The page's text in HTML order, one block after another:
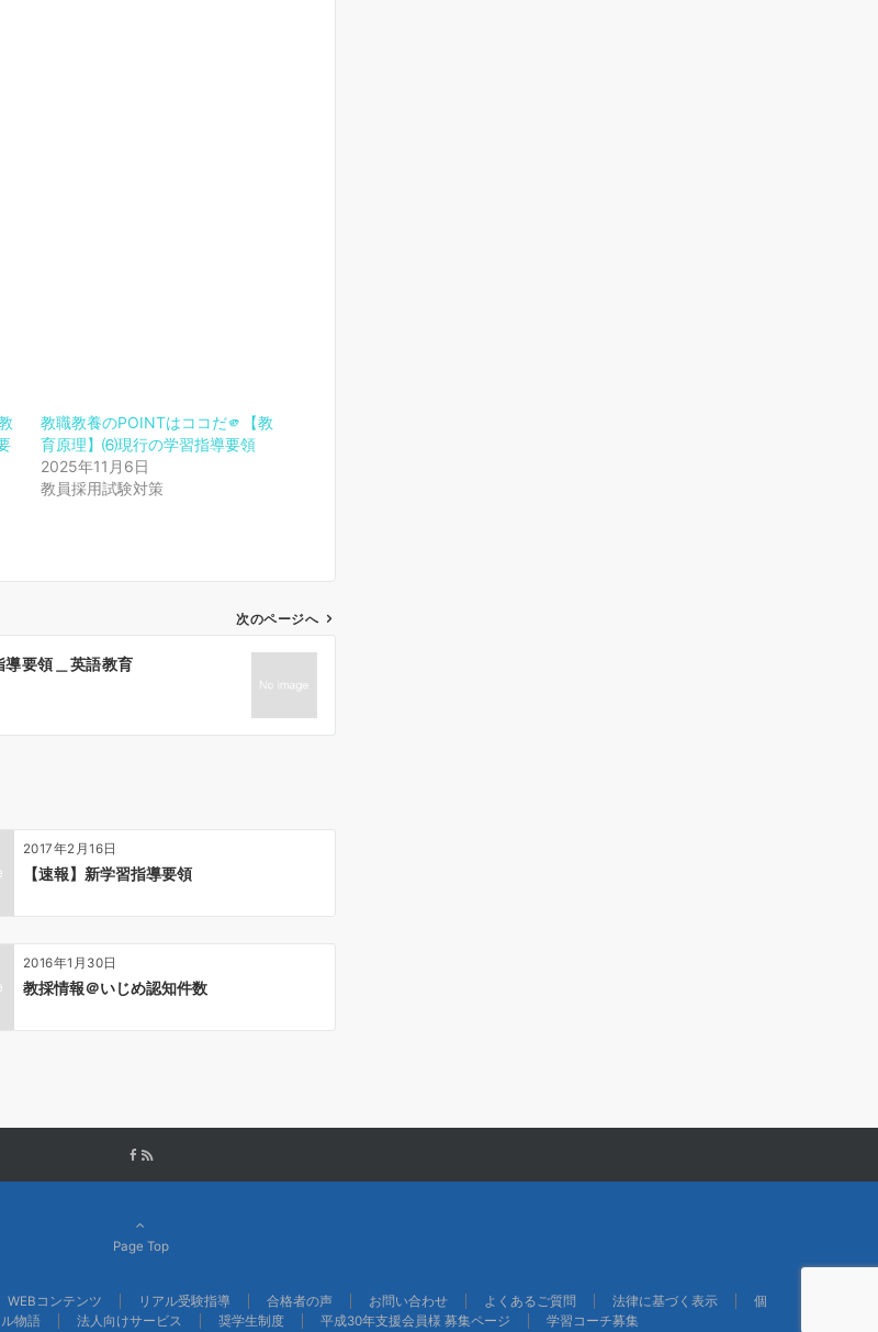
教職教養のPOINTはココだ🫵【教
育原理】⑹現行の学習指導要領
2025年11月6日
教員採用試験対策
次のページへ
導要領＿英語教育
2017年2月16日
【速報】新学習指導要領
2016年1月30日
教採情報＠いじめ認知件数
Page Top
WEBコンテンツ リアル受験指導 合格者の声 お問い合わせ よくあるご質問 法律に基づく表示
個
物語 法人向けサービス 奨学生制度 平成30年支援会員様 募集ページ 学習コーチ募集